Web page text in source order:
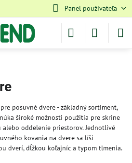
Panel používateľa
posuvné dvere - základný sortiment,
široké možnosti použitia pre skrine
alebo oddelenie priestorov. Jednotlivé
kovania na dvere sa líši
dverí, dĺžkou koľajníc a typom tlmenia.